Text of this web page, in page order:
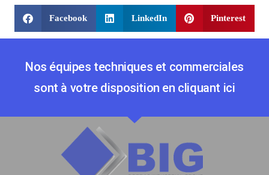
Facebook LinkedIn Pinterest
Nos équipes techniques et commerciales
sont à votre disposition en cliquant ici